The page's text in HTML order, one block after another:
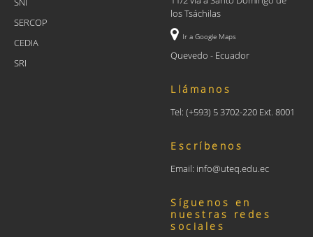
SERCOP
CEDIA
SRI
los Tsáchilas
Ir a Google Maps
Quevedo - Ecuador
Llámanos
Tel: (+593) 5 3702-220 Ext. 8001
Escríbenos
Email: info@uteq.edu.ec
Síguenos en
nuestras redes
sociales